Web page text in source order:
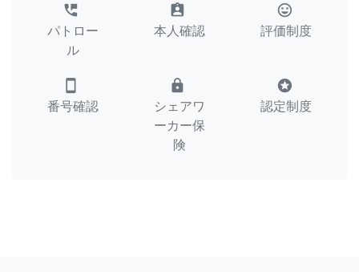
perm_phone_msg
パトロー
ル
assignment_ind
本人確認
tag_faces
評価制度
smartphone
番号確認
lock
シェアワ
ーカー保
険
stars
認定制度